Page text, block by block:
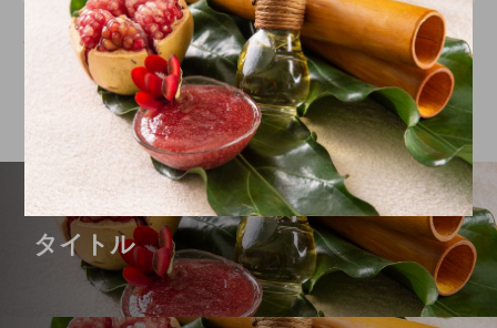
この記事へのトラックバックはありません。
タイトル